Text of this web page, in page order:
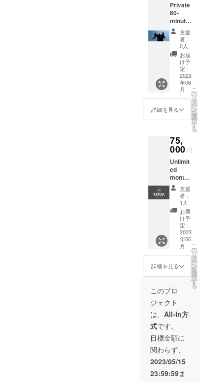
Private
60-
minute
s
lesson
Original
YODA
Studio
T-shirt
Pick
conveni
ent
date
and
and get
a one
hour
face-to-
face
private
lesson
with
one of
our
teacher
Choose
betwee
n yoga
and
dance.
April
15,
2024
※Our T-
shirt
are
made
of
100%
cotton.
60分個
人レッ
支援
者：
0人
お届
け予
定：
2023
年06
月
詳細を見る
こ
の
リ
タ
ー
ン
を
選
択
す
る
75,
000 円
Unlimit
ed
monthl
y pass
+
Original
YODA
Studio
T-shirt
Visit
any
lesson
for a
full
month!
※Start
before:
15
August
2023
※Our T-
shirt
are
made
of
100%
cotton.
月額無
支援
者：
1人
お届
け予
定：
2023
年06
月
詳細を見る
こ
の
リ
タ
ー
ン
を
選
択
す
る
このプロ
ジェクト
は、 All-In方
式です。
目標金額に
関わらず、
2023/05/15
23:59:59ま